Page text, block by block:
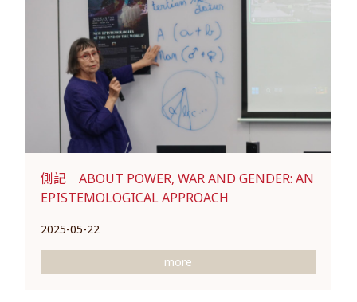
側記｜ABOUT POWER, WAR AND GENDER: AN
EPISTEMOLOGICAL APPROACH
2025-05-22
more